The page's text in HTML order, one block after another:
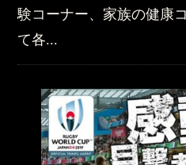
験コーナー、家族の健康
て各...